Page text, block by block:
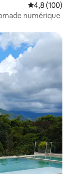
Évaluation
4,8 (100)
numérique